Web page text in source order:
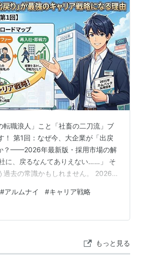
転職浪人」こと「社畜の二刀流」ブ
！ 第1回：なぜ今、大企業が「出戻
？——2026年最新版・採用市場の解
に、戻るなんてありえない……」 そ
過去の常識かもしれません。 2026年
出戻り」と陰口を叩かれることも
し今、彼らは「アルムナイ
」という誇らしい呼称とともに、企
いるのです。 なぜ、大企業はこぞっ
」の門戸…
#アルムナイ #キャリア戦略
もっと見る